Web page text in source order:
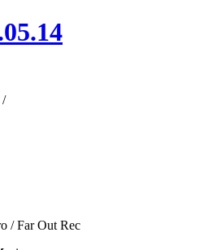
/
/ Far Out Rec